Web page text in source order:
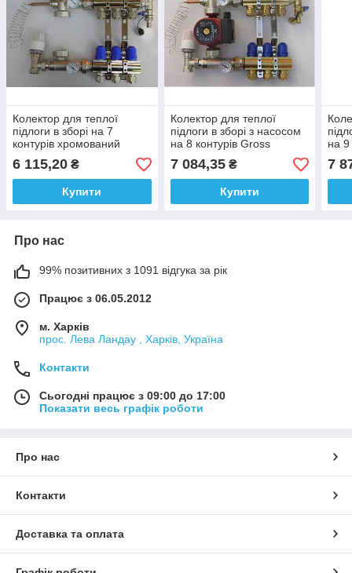
Колектор для теплої
підлоги в зборі на 7
контурів хромований
Gross
6 115,20 ₴
Купити
Колектор для теплої
підлоги в зборі з насосом
на 8 контурів Gross
7 084,35₴
Купити
на 9
7
Про нас
99% позитивних з 1091 відгука за рік
Працює з 06.05.2012
м. Харків
прос. Лева Ландау , Харків, Україна
Контакти
Сьогодні працює з 09:00 до 17:00
Показати весь графік роботи
Про нас
Контакти
Доставка та оплата